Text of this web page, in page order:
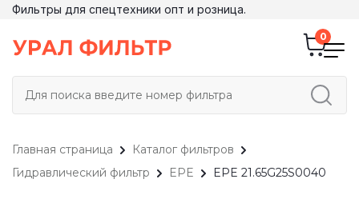
Фильтры для спецтехники опт и розница.
Главная страница
Каталог фильтров
Гидравлический фильтр
EPE EPE 21.65G25S0040